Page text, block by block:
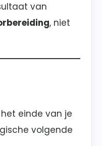
van
, niet
einde van je
volgende